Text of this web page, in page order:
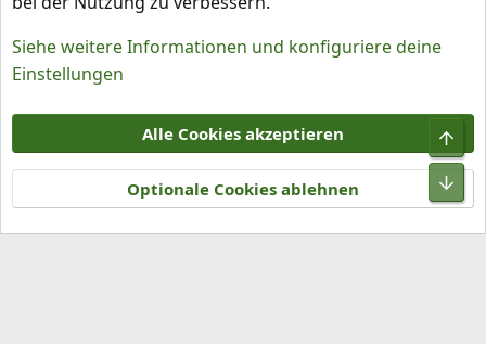
Nutzungsbedingungen
Datenschutz
Hilfe und Impressum
R
S
S
Community platform by XenForo® © 2010-2026 XenForo Ltd.
Siehe weitere Informationen und konfiguriere deine
Einstellungen
Alle Cookies akzeptieren
Optionale Cookies ablehnen